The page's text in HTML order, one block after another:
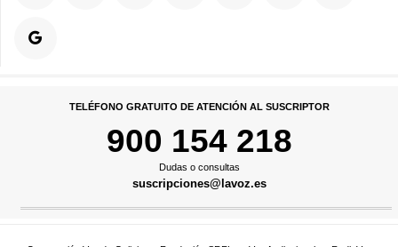
TELÉFONO GRATUITO DE ATENCIÓN AL SUSCRIPTOR
900 154 218
Dudas o consultas
suscripciones@lavoz.es